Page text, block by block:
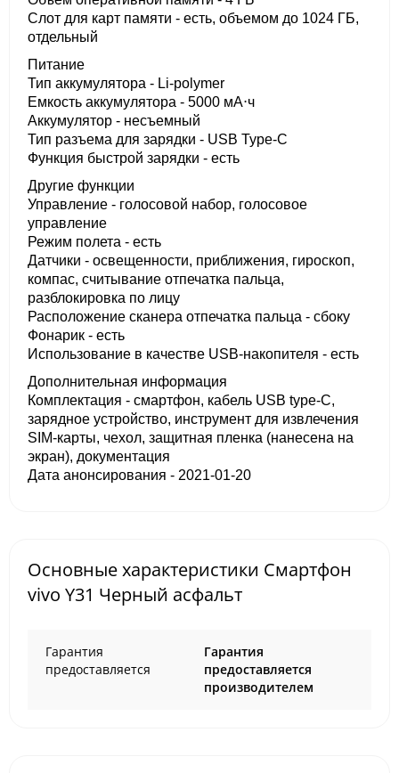
Слот для карт памяти - есть, объемом до 1024 ГБ,
отдельный
Питание
Тип аккумулятора - Li-polymer
Емкость аккумулятора - 5000 мА⋅ч
Аккумулятор - несъемный
Тип разъема для зарядки - USB Type-C
Функция быстрой зарядки - есть
Другие функции
Управление - голосовой набор, голосовое
управление
Режим полета - есть
Датчики - освещенности, приближения, гироскоп,
компас, считывание отпечатка пальца,
разблокировка по лицу
Расположение сканера отпечатка пальца - сбоку
Фонарик - есть
Использование в качестве USB-накопителя - есть
Дополнительная информация
Комплектация - смартфон, кабель USB type-C,
зарядное устройство, инструмент для извлечения
SIM-карты, чехол, защитная пленка (нанесена на
экран), документация
Дата анонсирования - 2021-01-20
Основные характеристики Смартфон
vivo Y31 Черный асфальт
Гарантия
предоставляется
Гарантия
предоставляется
производителем